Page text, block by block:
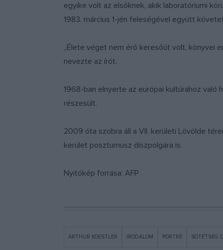
egyike volt az elsőknek, akik laboratóriumi
1983. március 1-jén feleségével együtt
„Élete véget nem érő keresőút volt, könyvei
nevezte az írót.
1968-ban elnyerte az európai kultúrához való
részesült.
2009 óta szobra áll a VII. kerületi Lövölde
kerület posztumusz díszpolgára is.
Nyitókép forrása: AFP
ARTHUR KOESTLER IRODALOM PORTRÉ SÖTÉTSÉG